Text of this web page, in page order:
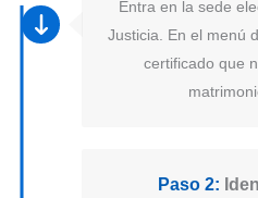
Entra en la sede
Justicia. En el menú
certificado que
Paso 2: